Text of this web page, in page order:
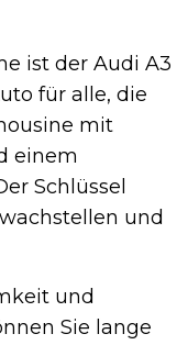
ist der Audi A3
für alle, die
mit
einem
Schlüssel
und
und
Sie lange